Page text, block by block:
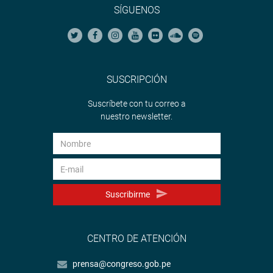
SÍGUENOS
SUSCRIPCIÓN
Suscríbete con tu correo a
nuestro newsletter.
Suscribirme
CENTRO DE ATENCIÓN
prensa@congreso.gob.pe